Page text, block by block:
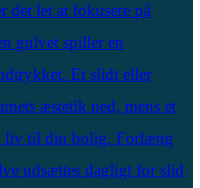
det let at fokusere på
gulvet spiller en
Et slidt eller
æstetik ned, mens et
liv til din bolig. Forlæng
udsættes dagligt for slid